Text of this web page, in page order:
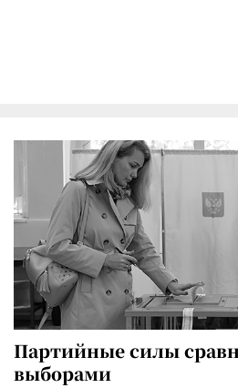
Партийные силы
выборами